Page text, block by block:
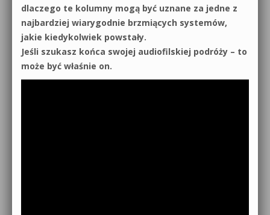
dlaczego te kolumny mogą być uznane za jedne z
najbardziej wiarygodnie brzmiących systemów,
jakie kiedykolwiek powstały.
Jeśli szukasz końca swojej audiofilskiej podróży – to
może być właśnie on.